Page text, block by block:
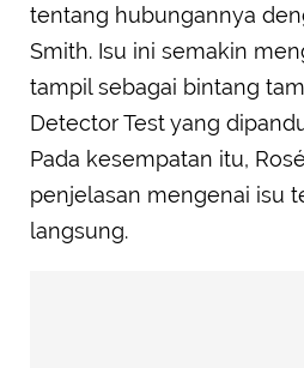
tentang hubungannya
Smith. Isu ini semakin
tampil sebagai bintang
Detector Test yang
Pada kesempatan itu,
penjelasan mengenai isu
langsung.